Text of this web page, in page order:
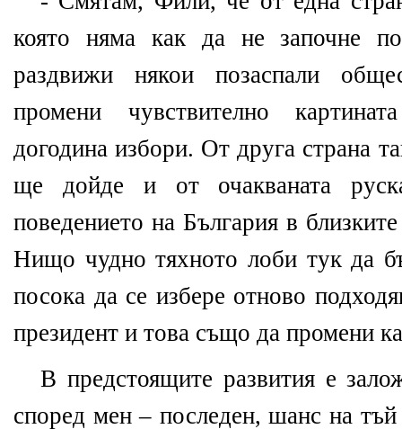
която няма как да не започне
раздвижи някои позаспали
промени чувствително
догодина избори. От друга страна
ще дойде и от очакваната
поведението на България в
Нищо чудно тяхното лоби тук да
посока да се избере отново
президент и това също да промени
В предстоящите развития е
според мен – последен, шанс на тъй